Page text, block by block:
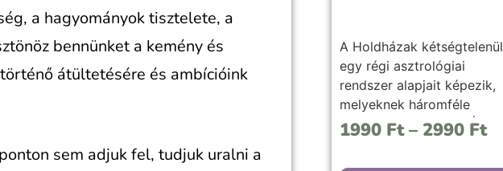
a hagyományok tisztelete, a
bennünket a kemény és
átültetésére és ambícióink
sem adjuk fel, tudjuk uralni a
A Holdházak kétségtelenül
egy régi asztrológiai
rendszer alapjait képezik,
melyeknek háromféle
sorozatát örököltük. Úgy
1990 Ft – 2990 Ft